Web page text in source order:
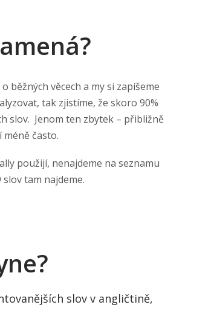
běžných věcech a my si zapíšeme
tak zjistíme, že skoro 90%
slov. Jenom ten zbytek – přibližně
méně často.
použijí, nenajdeme na seznamu
tam najdeme.
slov v angličtině,